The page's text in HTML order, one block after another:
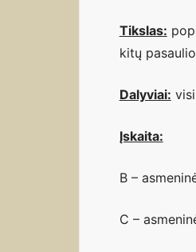
Tikslas:
kitų
Dalyviai:
Įskaita:
B –
C –